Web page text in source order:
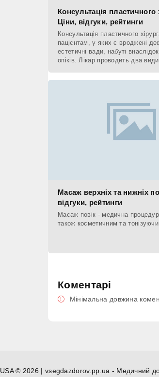
Консультація пластичного
Ціни, відгуки, рейтинги
Консультація пластичного
пацієнтам, у яких є вроджені
естетичні вади, набуті
опіків. Лікар проводить два види
Масаж верхніх та нижніх
відгуки, рейтинги
Масаж повік - медична
також косметичним та
Коментарі
Мінімальна довжина
USA © 2026 | vsegdazdorov.pp.ua - Медичний